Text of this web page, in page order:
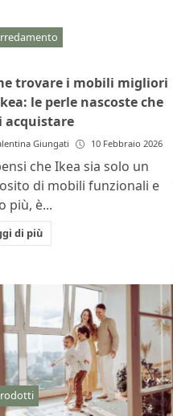
trovare i mobili migliori
le perle nascoste che
acquistare
Giungati 10 Febbraio 2026
che Ikea sia solo un
di mobili funzionali e
più, è...
di più